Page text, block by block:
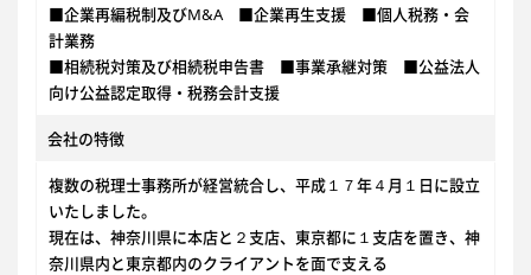
■企業再編税制及びM&A ■企業再生支援 ■個人税務・会
計業務
■相続税対策及び相続税申告書 ■事業承継対策 ■公益法人
向け公益認定取得・税務会計支援
会社の特徴
複数の税理士事務所が経営統合し、平成１７年４月１日に設立
いたしました。
現在は、神奈川県に本店と２支店、東京都に１支店を置き、神
奈川県内と東京都内のクライアントを面で支える